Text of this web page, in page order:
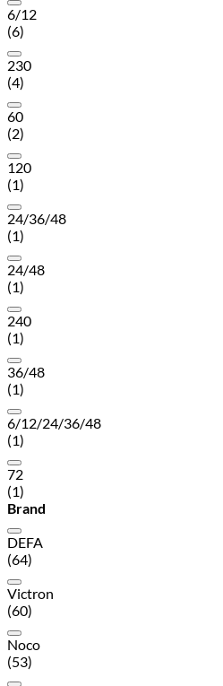
6/12
(6)
230
(4)
60
(2)
120
(1)
24/36/48
(1)
24/48
(1)
240
(1)
36/48
(1)
6/12/24/36/48
(1)
72
(1)
Brand
DEFA
(64)
Victron
(60)
Noco
(53)